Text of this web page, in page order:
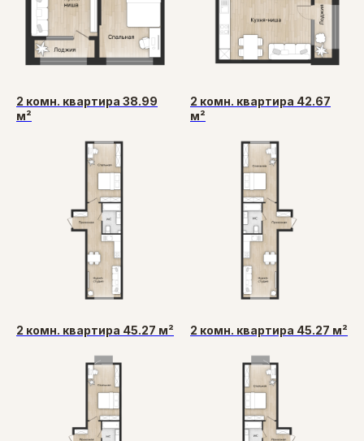
2 комн. квартира 38.99
м²
2 комн. квартира 42.67
м²
2 комн. квартира 45.27 м² 2 комн. квартира 45.27 м²